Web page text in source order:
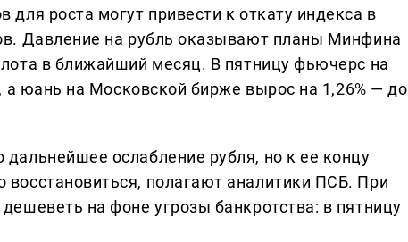
роста могут привести к откату индекса в
Давление на рубль оказывают планы Минфина
в ближайший месяц. В пятницу фьючерс на
а юань на Московской бирже вырос на 1,26% — до
ослабление рубля, но к ее концу
полагают аналитики ПСБ. При
на фоне угрозы банкротства: в пятницу